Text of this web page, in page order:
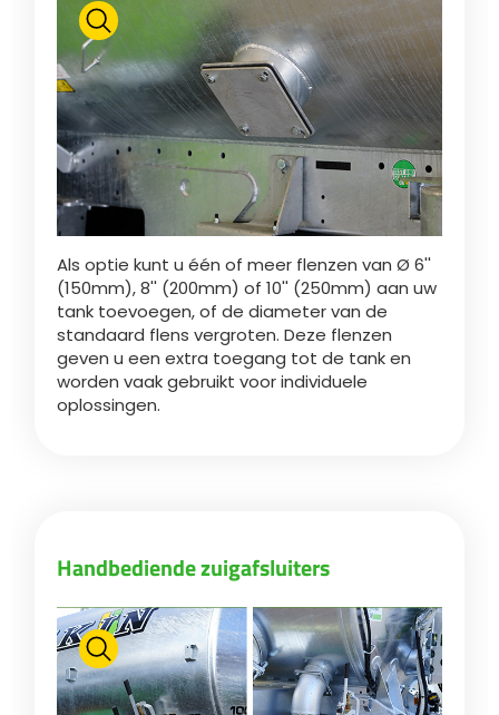
FAN SHOP
PARTS BOOK
JOBS
CONTACT
Polski
Brochure downladen
Italiano
Dansk
Română
Български
Eesti keel
Slovenija
Als optie kunt u één of meer flenzen van Ø 6''
(150mm), 8'' (200mm) of 10'' (250mm) aan uw
tank toevoegen, of de diameter van de
standaard flens vergroten. Deze flenzen
geven u een extra toegang tot de tank en
worden vaak gebruikt voor individuele
oplossingen.
Handbediende zuigafsluiters